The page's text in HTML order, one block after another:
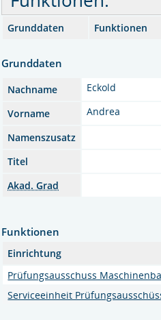
Grunddaten Funktionen
Grunddaten
Nachname
Eckold
Vorname
Andrea
Namenszusatz
Titel
Akad. Grad
Funktionen
Einrichtung
Prüfungsausschuss
Serviceeinheit